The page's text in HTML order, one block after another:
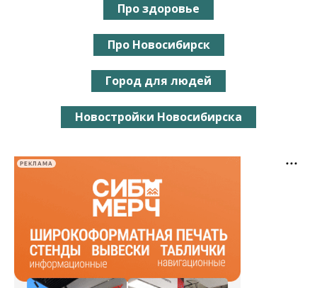
Про здоровье
Про Новосибирск
Город для людей
Новостройки Новосибирска
РЕКЛАМА